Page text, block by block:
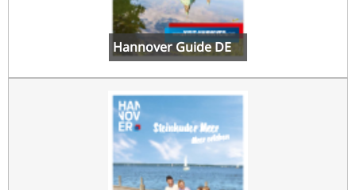
Hannover Guide DE